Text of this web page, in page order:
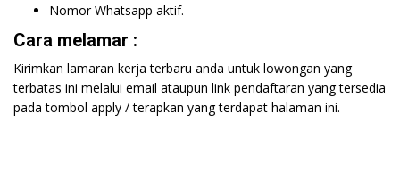
Nomor Whatsapp aktif.
Cara melamar :
Kirimkan lamaran kerja terbaru anda untuk lowongan yang
terbatas ini melalui email ataupun link pendaftaran yang tersedia
pada tombol apply / terapkan yang terdapat halaman ini.